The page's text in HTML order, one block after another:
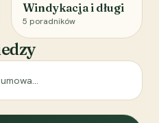
Windykacja i długi
5 poradników